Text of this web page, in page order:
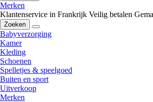
Merken
Klantenservice in Frankrijk Veilig betalen
Zoeken
Babyverzorging
Kamer
Kleding
Schoenen
Spelletjes & speelgoed
Buiten en sport
Uitverkoop
Merken